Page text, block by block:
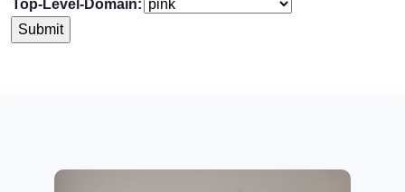
Top-Level-Domain: